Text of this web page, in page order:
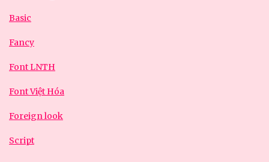
Basic
Fancy
Font LNTH
Font Việt Hóa
Foreign look
Script